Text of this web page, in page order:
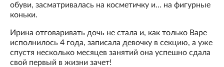
обуви, засматривалась на косметичку и… на фигурные
коньки.
Ирина отговаривать дочь не стала и, как только Варе
исполнилось 4 года, записала девочку в секцию, а уже
спустя несколько месяцев занятий она успешно сдала
свой первый в жизни зачет!